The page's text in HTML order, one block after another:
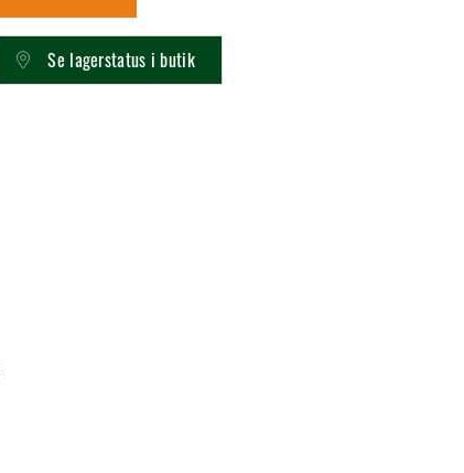
Se lagerstatus i butik